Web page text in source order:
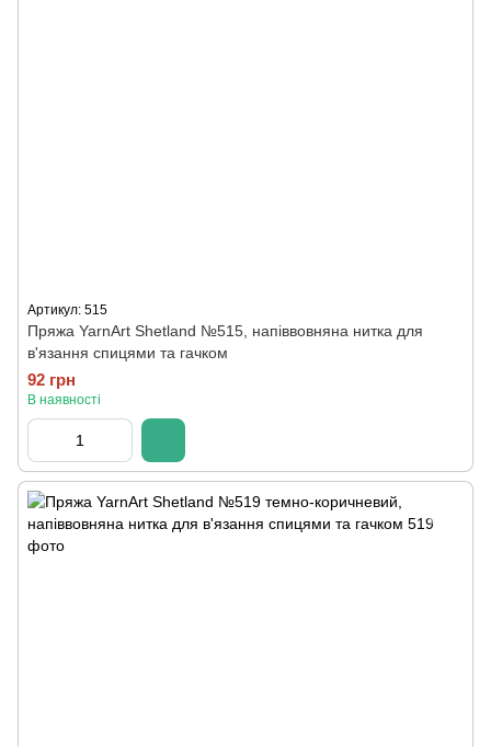
Артикул: 515
Пряжа YarnArt Shetland №515, напіввовняна нитка для
в'язання спицями та гачком
92 грн
В наявності